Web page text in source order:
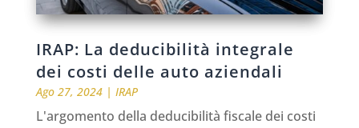
IRAP: La deducibilità integrale
dei costi delle auto aziendali
Ago 27, 2024| IRAP
L'argomento della deducibilità fiscale dei costi